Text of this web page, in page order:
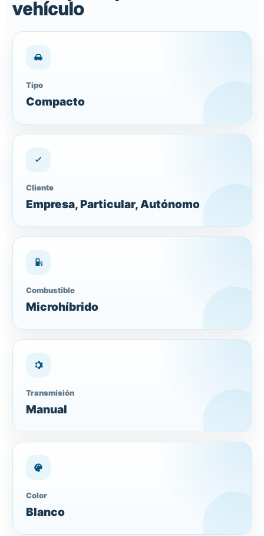
vehículo
Tipo
Compacto
Cliente
Empresa, Particular, Autónomo
Combustible
Microhíbrido
Transmisión
Manual
Color
Blanco